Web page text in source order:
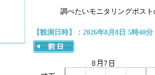
調べたいモニタリングポス
【観測日時】：2026年8月8日 5時40分